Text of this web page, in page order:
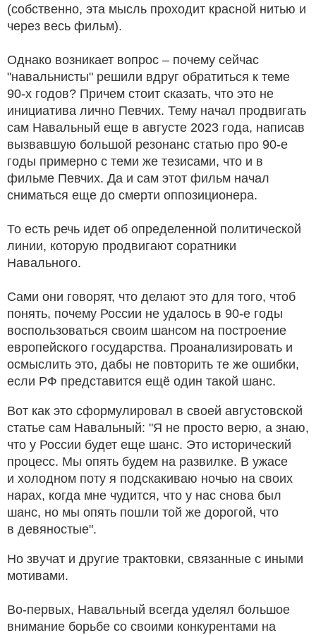
(собственно, эта мысль проходит красной нитью и
через весь фильм).
Однако возникает вопрос – почему сейчас
"навальнисты" решили вдруг обратиться к теме
90-х годов? Причем стоит сказать, что это не
инициатива лично Певчих. Тему начал продвигать
сам Навальный еще в августе 2023 года, написав
вызвавшую большой резонанс статью про 90-е
годы примерно с теми же тезисами, что и в
фильме Певчих. Да и сам этот фильм начал
сниматься еще до смерти оппозиционера.
То есть речь идет об определенной политической
линии, которую продвигают соратники
Навального.
Сами они говорят, что делают это для того, чтоб
понять, почему России не удалось в 90-е годы
воспользоваться своим шансом на построение
европейского государства. Проанализировать и
осмыслить это, дабы не повторить те же ошибки,
если РФ представится ещё один такой шанс.
Вот как это сформулировал в своей августовской
статье сам Навальный: "Я не просто верю, а знаю,
что у России будет еще шанс. Это исторический
процесс. Мы опять будем на развилке. В ужасе
и холодном поту я подскакиваю ночью на своих
нарах, когда мне чудится, что у нас снова был
шанс, но мы опять пошли той же дорогой, что
в девяностые".
Но звучат и другие трактовки, связанные с иными
мотивами.
Во-первых, Навальный всегда уделял большое
внимание борьбе со своими конкурентами на